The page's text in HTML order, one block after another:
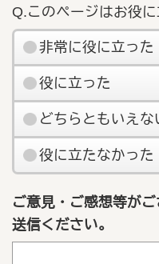
Q.このページはお役
非常に役に立った
役に立った
どちらともいえな
役に立たなかった
ご意見・ご感想等が
送信ください。